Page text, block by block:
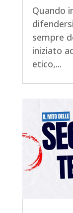
Quando
sempre
iniziato
etico,...